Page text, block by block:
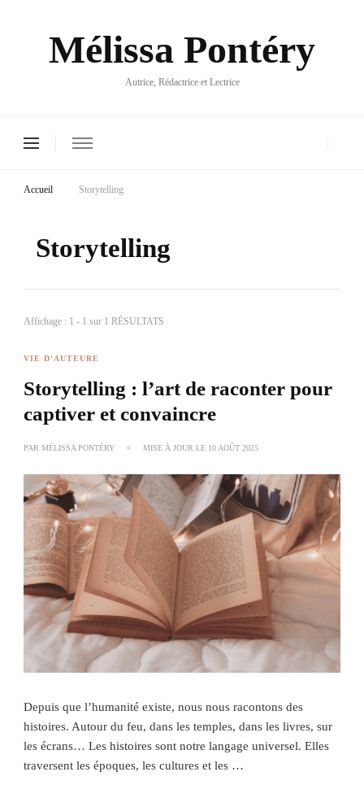
Mélissa Pontéry
Autrice, Rédactrice et Lectrice
Accueil Storytelling
Storytelling
Affichage : 1 - 1 sur 1 RÉSULTATS
VIE D'AUTEURE
Storytelling : l’art de raconter pour
captiver et convaincre
PAR MÉLISSA PONTÉRY MISE À JOUR LE 10 AOÛT 2025
Depuis que l’humanité existe, nous nous racontons des
histoires. Autour du feu, dans les temples, dans les livres, sur
les écrans… Les histoires sont notre langage universel. Elles
traversent les époques, les cultures et les …